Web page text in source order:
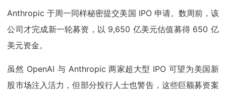
Anthropic 于周一同样秘密提交美国 IPO 申请。数周前，该
公司才完成新一轮募资，以 9,650 亿美元估值募得 650 亿
美元资金。
虽然 OpenAI 与 Anthropic 两家超大型 IPO 可望为美国新
股市场注入活力，但部分投行人士也警告，这些巨额募资案